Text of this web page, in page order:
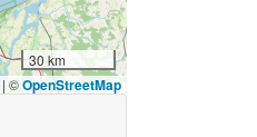
30 km
| ©OpenStreetMap